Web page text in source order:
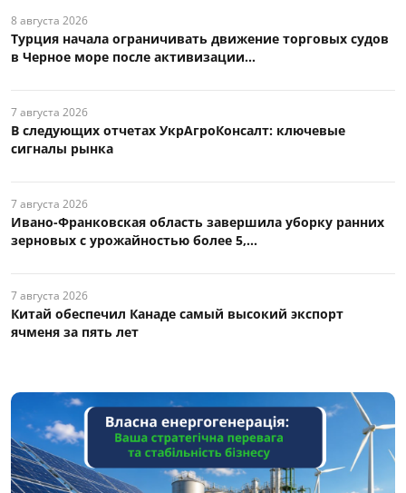
8 августа 2026
Турция начала ограничивать движение торговых судов
в Черное море после активизации...
7 августа 2026
В следующих отчетах УкрАгроКонсалт: ключевые
сигналы рынка
7 августа 2026
Ивано-Франковская область завершила уборку ранних
зерновых с урожайностью более 5,...
7 августа 2026
Китай обеспечил Канаде самый высокий экспорт
ячменя за пять лет